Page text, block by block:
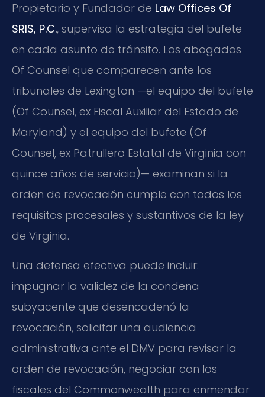
Propietario y Fundador de Law Offices Of
SRIS, P.C., supervisa la estrategia del bufete
en cada asunto de tránsito. Los abogados
Of Counsel que comparecen ante los
tribunales de Lexington —el equipo del bufete
(Of Counsel, ex Fiscal Auxiliar del Estado de
Maryland) y el equipo del bufete (Of
Counsel, ex Patrullero Estatal de Virginia con
quince años de servicio)— examinan si la
orden de revocación cumple con todos los
requisitos procesales y sustantivos de la ley
de Virginia.
Una defensa efectiva puede incluir:
impugnar la validez de la condena
subyacente que desencadenó la
revocación, solicitar una audiencia
administrativa ante el DMV para revisar la
orden de revocación, negociar con los
fiscales del Commonwealth para enmendar